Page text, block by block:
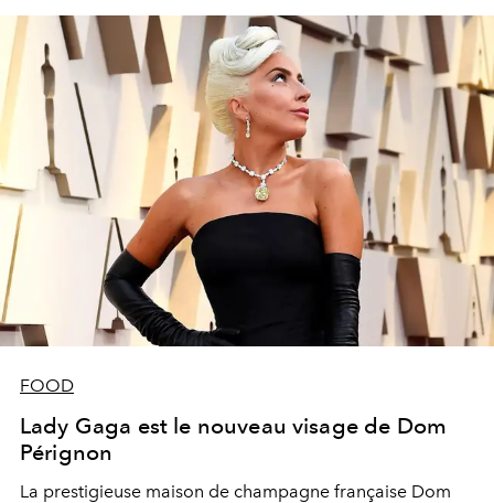
FOOD
Lady Gaga est le nouveau visage de Dom
Pérignon
La prestigieuse maison de champagne française Dom